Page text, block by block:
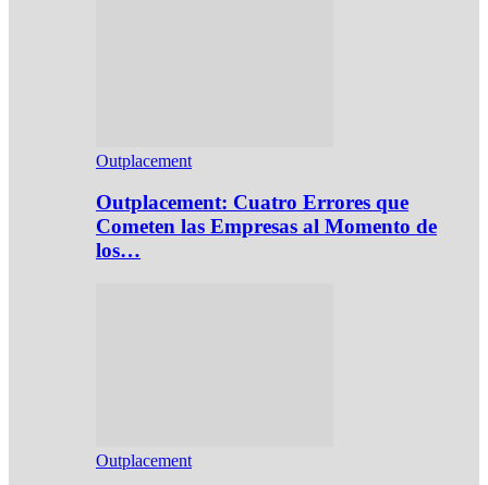
Outplacement
Outplacement: Cuatro Errores que
Cometen las Empresas al Momento de
los…
Outplacement